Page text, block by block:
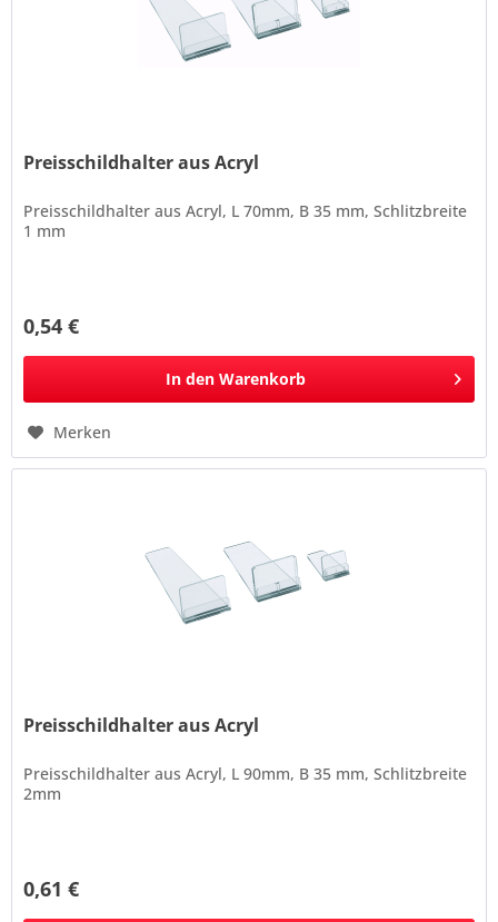
Preisschildhalter aus Acryl
Preisschildhalter aus Acryl, L 70mm, B 35 mm, Schlitzbreite
1 mm
0,54 €
In den Warenkorb
Merken
Preisschildhalter aus Acryl
Preisschildhalter aus Acryl, L 90mm, B 35 mm, Schlitzbreite
2mm
0,61 €